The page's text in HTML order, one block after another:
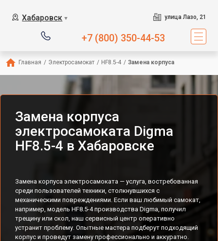
Хабаровск ▼ улица Лазо, 21
+7 (800) 350-44-53
Главная / Электросамокат / HF8.5-4 / Замена корпуса
Замена корпуса
электросамоката Digma
HF8.5-4 в Хабаровске
Замена корпуса электросамоката — услуга, востребованная
среди пользователей техники, столкнувшихся с
механическими повреждениями. Если ваш любимый самокат,
например, модель HF8.5-4 производства Digma, получил
трещину или скол, наш сервисный центр оперативно
устранит проблему. Опытные мастера подберут подходящий
корпус и проведут замену профессионально и аккуратно.